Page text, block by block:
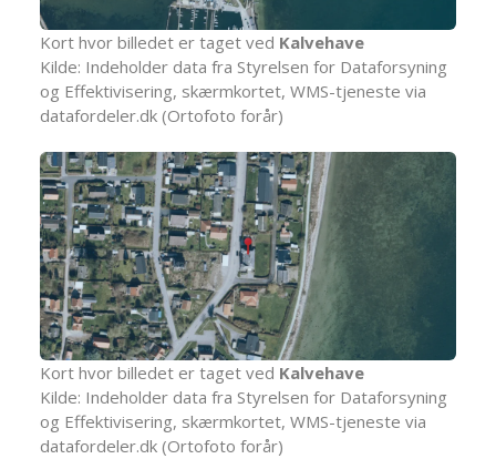
Kort hvor billedet er taget ved Kalvehave
Kilde: Indeholder data fra Styrelsen for Dataforsyning
og Effektivisering, skærmkortet, WMS-tjeneste via
datafordeler.dk (Ortofoto forår)
Kort hvor billedet er taget ved Kalvehave
Kilde: Indeholder data fra Styrelsen for Dataforsyning
og Effektivisering, skærmkortet, WMS-tjeneste via
datafordeler.dk (Ortofoto forår)